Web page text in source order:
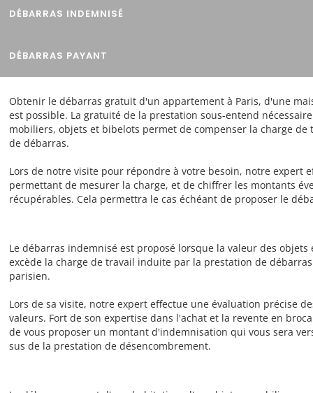
DÉBARRAS INDEMNISÉ
DÉBARRAS PAYANT
Obtenir le débarras gratuit d'un appartement à Paris, d'une
est possible. La gratuité de la prestation sous-entend
mobiliers, objets et bibelots permet de compenser la charge
de débarras.
Lors de notre visite pour répondre à votre besoin, notre expert
permettant de mesurer la charge, et de chiffrer les montants
récupérables. Cela permettra le cas échéant de proposer le
Le débarras indemnisé est proposé lorsque la valeur des
excède la charge de travail induite par la prestation de
parisien.
Lors de sa visite, notre expert effectue une évaluation précise
valeurs. Fort de son expertise dans l'achat et la revente en
de vous proposer un montant d'indemnisation qui vous sera
sus de la prestation de désencombrement.